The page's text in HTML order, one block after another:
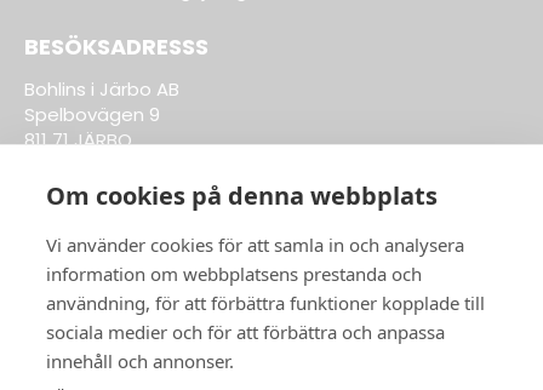
Om cookies på denna webbplats
Vi använder cookies för att samla in och analysera
information om webbplatsens prestanda och
användning, för att förbättra funktioner kopplade till
sociala medier och för att förbättra och anpassa
innehåll och annonser.
BESÖKSADRESSS
Bohlins i Järbo AB
Spelbovägen 9
811 71 JÄRBO
ÖPPETTIDER BUTIK:
Vardagar 8-17
ÖPPETTIDER VERKSTAD: